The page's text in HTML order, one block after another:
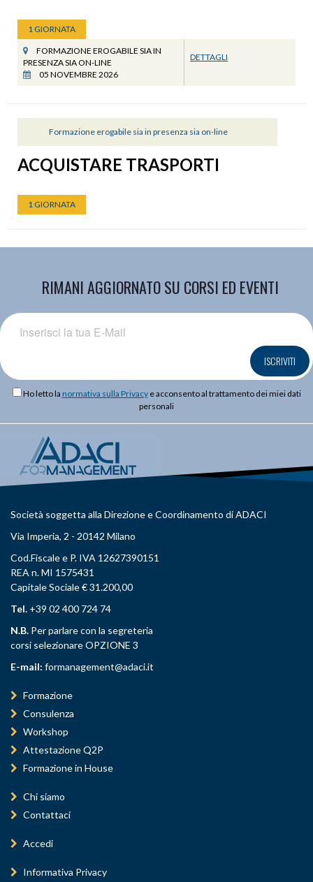
1 GIORNATA
FORMAZIONE EROGABILE SIA IN
PRESENZA SIA ON-LINE
05 NOVEMBRE 2026
DETTAGLI
Formazione erogabile sia in presenza sia on-line
ACQUISTARE TRASPORTI
1 GIORNATA
RIMANI AGGIORNATO SU CORSI ED EVENTI
ISCRIVITI
Ho letto la normativa sulla Privacye acconsento al trattamento dei miei dati
personali
Società soggetta alla Direzione e Coordinamento di ADACI
Via Imperia, 2 - 20142 Milano
Cod.Fiscale e P. IVA 12627390151
REA n. MI 1575431
Capitale Sociale € 31.200,00
Tel. +39 02 400 724 74
N.B. Per parlare con la segreteria
corsi selezionare OPZIONE 3
E-mail: formanagement@adaci.it
Formazione
Consulenza
Workshop
Attestazione Q2P
Formazione in House
Chi siamo
Contattaci
Accedi
Informativa Privacy